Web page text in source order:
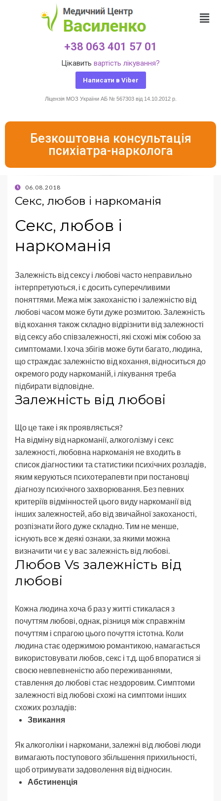
+38 063 401 57 01
Цікавить вартість лікування?
Написати в Viber
Ліцензія МОЗ України АБ № 567303 від 14.10.2012 р.
Безкоштовна консультація
психіатра-нарколога
06.08.2018
Секс, любов і наркоманія
Секс, любов і
наркоманія
Залежність від сексу і любові часто неправильно
інтерпретуються, і є досить суперечливими
поняттями. Межа між закоханістю і залежністю від
любові часом може бути дуже розмитою. Залежність
від кохання також складно відрізнити від залежності
від сексу або співзалежності, які схожі між собою за
симптомами. І хоча збігів може бути багато, людина,
що страждає залежністю від кохання, відноситься до
окремого роду наркоманій, і лікування треба
підбирати відповідне.
Залежність від любові
Що це таке і як проявляється?
На відміну від наркоманії, алкоголізму і секс
залежності, любовна наркоманія не входить в
список діагностики та статистики психічних розладів,
яким керуються психотерапевти при постановці
діагнозу психічного захворювання. Без певних
критеріїв відмінностей цього виду наркоманії від
інших залежностей, або від звичайної закоханості,
розпізнати його дуже складно. Тим не менше,
існують все ж деякі ознаки, за якими можна
визначити чи є у вас залежність від любові.
Любов Vs залежність від
любові
Кожна людина хоча б раз у житті стикалася з
почуттям любові, однак, різниця між справжнім
почуттям і спрагою цього почуття істотна. Коли
людина стає одержимою романтикою, намагається
використовувати любов, секс і т.д. щоб впоратися зі
своєю невпевненістю або переживаннями,
ставлення до любові стає нездоровим. Симптоми
залежності від любові схожі на симптоми інших
схожих розладів:
Звикання
Як алкоголіки і наркомани, залежні від любові люди
вимагають поступового збільшення прихильності,
щоб отримувати задоволення від відносин.
Абстиненція